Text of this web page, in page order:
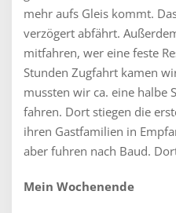
mehr aufs Gleis kommt.
verzögert abfährt.
mitfahren, wer eine feste
Stunden Zugfahrt kamen
mussten wir ca. eine halbe
fahren. Dort stiegen die
ihren Gastfamilien in
aber fuhren nach Baud.
Mein Wochenende